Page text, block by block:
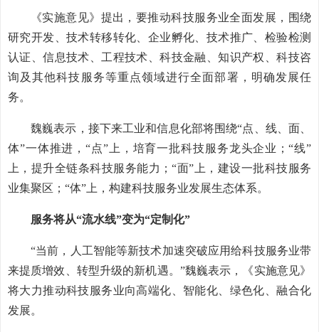
《实施意见》提出，要推动科技服务业全面发展，围绕
研究开发、技术转移转化、企业孵化、技术推广、检验检测
认证、信息技术、工程技术、科技金融、知识产权、科技咨
询及其他科技服务等重点领域进行全面部署，明确发展任
务。
魏巍表示，接下来工业和信息化部将围绕“点、线、面、
体”一体推进，“点”上，培育一批科技服务龙头企业；“线”
上，提升全链条科技服务能力；“面”上，建设一批科技服务
业集聚区；“体”上，构建科技服务业发展生态体系。
服务将从“流水线”变为“定制化”
“当前，人工智能等新技术加速突破应用给科技服务业带
来提质增效、转型升级的新机遇。”魏巍表示，《实施意见》
将大力推动科技服务业向高端化、智能化、绿色化、融合化
发展。